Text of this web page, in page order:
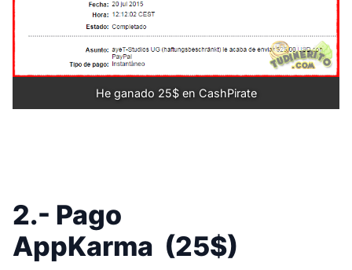
He ganado 25$ en CashPirate
2.- Pago
AppKarma (25$)